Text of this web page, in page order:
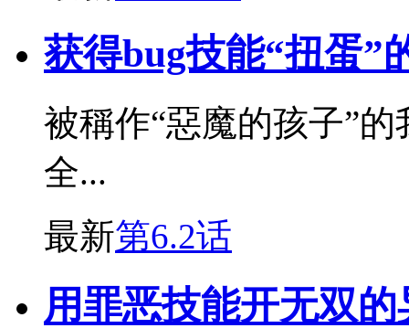
获得bug技能“扭蛋”
被稱作“惡魔的孩子”
全...
最新第6.2话
用罪恶技能开无双